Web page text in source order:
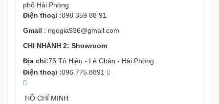
phố Hải Phòng
Điện thoại :098 359 88 91
Gmail : ngogia936@gmail.com
CHI NHÁNH 2: Showroom
Địa chỉ:75 Tô Hiệu - Lê Chân - Hải Phòng
Điện thoại :096.775.8891
HỒ CHÍ MINH